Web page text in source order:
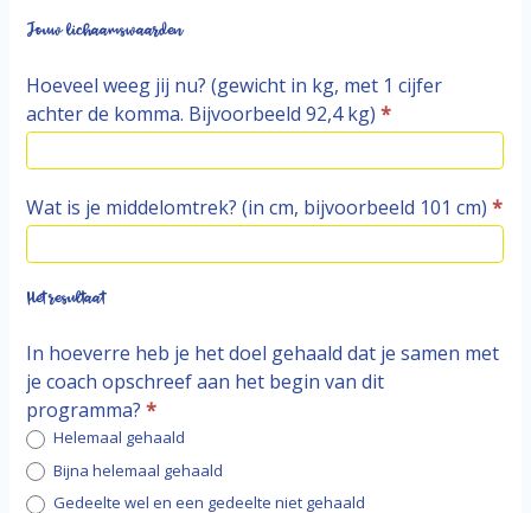
Jouw lichaamswaarden
Hoeveel weeg jij nu? (gewicht in kg, met 1 cijfer
achter de komma. Bijvoorbeeld 92,4 kg)*
Wat is je middelomtrek? (in cm, bijvoorbeeld 101 cm)*
Het resultaat
In hoeverre heb je het doel gehaald dat je samen met
je coach opschreef aan het begin van dit
programma?*
Helemaal gehaald
Bijna helemaal gehaald
Gedeelte wel en een gedeelte niet gehaald